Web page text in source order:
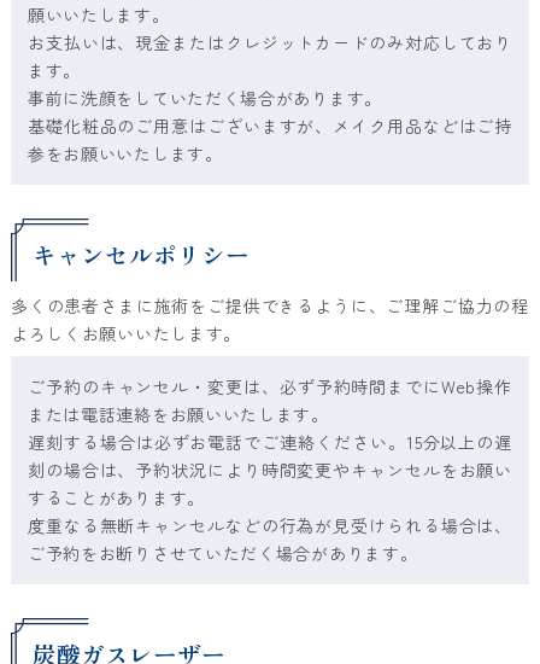
願いいたします。
お支払いは、現金またはクレジットカードのみ対応しており
ます。
事前に洗顔をしていただく場合があります。
基礎化粧品のご用意はございますが、メイク用品などはご持
参をお願いいたします。
キャンセルポリシー
多くの患者さまに施術をご提供できるように、ご理解ご協力の程
よろしくお願いいたします。
ご予約のキャンセル・変更は、必ず予約時間までにWeb操作
または電話連絡をお願いいたします。
遅刻する場合は必ずお電話でご連絡ください。15分以上の遅
刻の場合は、予約状況により時間変更やキャンセルをお願い
することがあります。
度重なる無断キャンセルなどの行為が見受けられる場合は、
ご予約をお断りさせていただく場合があります。
炭酸ガスレーザー